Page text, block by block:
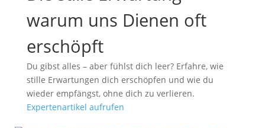
warum uns Dienen oft
erschöpft
Du gibst alles – aber fühlst dich leer? Erfahre, wie
stille Erwartungen dich erschöpfen und wie du
wieder empfängst, ohne dich zu verlieren.
Expertenartikel aufrufen